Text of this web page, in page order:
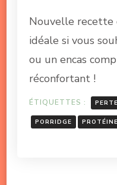
Nouvelle recette
idéale si vous
ou un encas
réconfortant !
ÉTIQUETTES :
PORRIDGE
Lire la